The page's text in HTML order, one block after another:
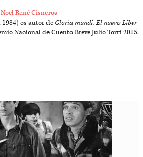
Noel René Cisneros
es autor de Gloria mundi. El nuevo Liber
Nacional de Cuento Breve Julio Torri 2015.